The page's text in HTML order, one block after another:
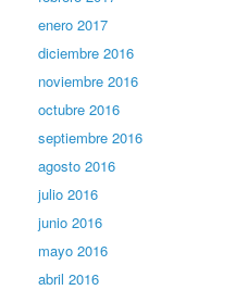
enero 2017
diciembre 2016
noviembre 2016
octubre 2016
septiembre 2016
agosto 2016
julio 2016
junio 2016
mayo 2016
abril 2016